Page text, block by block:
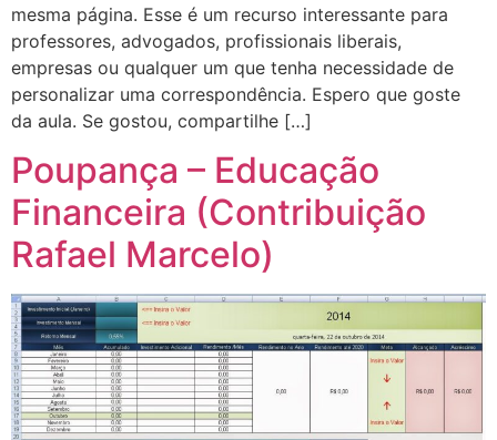
mesma página. Esse é um recurso interessante para
professores, advogados, profissionais liberais,
empresas ou qualquer um que tenha necessidade de
personalizar uma correspondência. Espero que goste
da aula. Se gostou, compartilhe […]
Poupança – Educação
Financeira (Contribuição
Rafael Marcelo)